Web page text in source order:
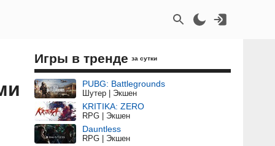
Игры в тренде за сутки
PUBG: Battlegrounds
Шутер | Экшен
KRITIKA: ZERO
RPG | Экшен
Dauntless
RPG | Экшен